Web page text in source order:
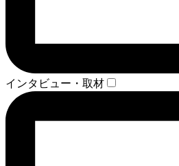
インタビュー・取材